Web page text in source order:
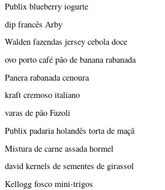
Publix blueberry iogurte
dip francês Arby
Walden fazendas jersey cebola doce
ovo porto café pão de banana rabanada
Panera rabanada cenoura
kraft cremoso italiano
varas de pão Fazoli
Publix padaria holandês torta de maçã
Mistura de carne assada hormel
david kernels de sementes de girassol
Kellogg fosco mini-trigos